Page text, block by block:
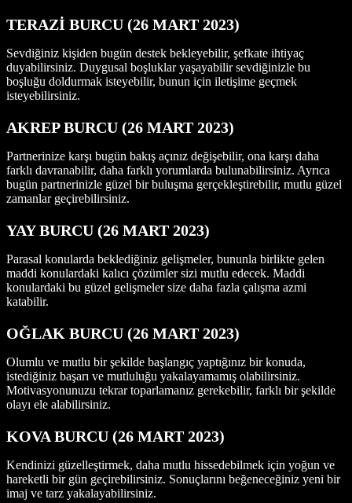
TERAZİ BURCU (26 MART 2023)
Sevdiğiniz kişiden bugün destek bekleyebilir, şefkate ihtiyaç
duyabilirsiniz. Duygusal boşluklar yaşayabilir sevdiğinizle bu
boşluğu doldurmak isteyebilir, bunun için iletişime geçmek
isteyebilirsiniz.
AKREP BURCU (26 MART 2023)
Partnerinize karşı bugün bakış açınız değişebilir, ona karşı daha
farklı davranabilir, daha farklı yorumlarda bulunabilirsiniz. Ayrıca
bugün partnerinizle güzel bir buluşma gerçekleştirebilir, mutlu güzel
zamanlar geçirebilirsiniz.
YAY BURCU (26 MART 2023)
Parasal konularda beklediğiniz gelişmeler, bununla birlikte gelen
maddi konulardaki kalıcı çözümler sizi mutlu edecek. Maddi
konulardaki bu güzel gelişmeler size daha fazla çalışma azmi
katabilir.
OĞLAK BURCU (26 MART 2023)
Olumlu ve mutlu bir şekilde başlangıç yaptığınız bir konuda,
istediğiniz başarı ve mutluluğu yakalayamamış olabilirsiniz.
Motivasyonunuzu tekrar toparlamanız gerekebilir, farklı bir şekilde
olayı ele alabilirsiniz.
KOVA BURCU (26 MART 2023)
Kendinizi güzelleştirmek, daha mutlu hissedebilmek için yoğun ve
hareketli bir gün geçirebilirsiniz. Sonuçlarını beğeneceğiniz yeni bir
imaj ve tarz yakalayabilirsiniz.